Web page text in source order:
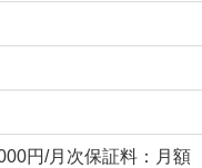
円/月次保証料：月額